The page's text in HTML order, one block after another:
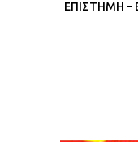
ΕΠΙΣΤΗΜΗ –